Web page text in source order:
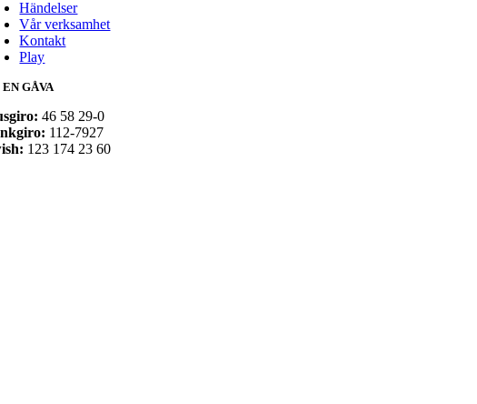
Händelser
Vår verksamhet
Kontakt
Play
EN GÅVA
46 58 29-0
112-7927
123 174 23 60